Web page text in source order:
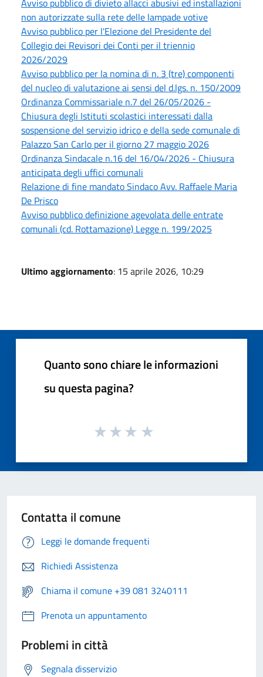
non autorizzate sulla rete delle lampade votive
Avviso pubblico per l'Elezione del Presidente del
Collegio dei Revisori dei Conti per il triennio
2026/2029
Avviso pubblico per la nomina di n. 3 (tre) componenti
del nucleo di valutazione ai sensi del d.lgs. n. 150/2009
Ordinanza Commissariale n.7 del 26/05/2026 -
Chiusura degli Istituti scolastici interessati dalla
sospensione del servizio idrico e della sede comunale di
Palazzo San Carlo per il giorno 27 maggio 2026
Ordinanza Sindacale n.16 del 16/04/2026 - Chiusura
anticipata degli uffici comunali
Relazione di fine mandato Sindaco Avv. Raffaele Maria
De Prisco
Avviso pubblico definizione agevolata delle entrate
comunali (cd. Rottamazione) Legge n. 199/2025
Ultimo aggiornamento: 15 aprile 2026, 10:29
Quanto sono chiare le informazioni
su questa pagina?
Contatta il comune
Leggi le domande frequenti
Richiedi Assistenza
Chiama il comune +39 081 3240111
Prenota un appuntamento
Problemi in città
Segnala disservizio